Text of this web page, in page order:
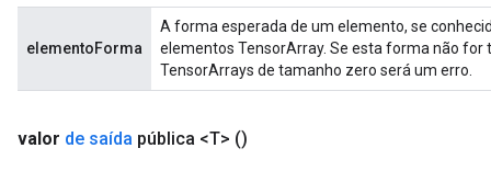
elementoForma
A forma esperada de um elemento, se
elementos TensorArray. Se esta forma não
TensorArrays de tamanho zero será um erro.
valor de saída pública <T> ()